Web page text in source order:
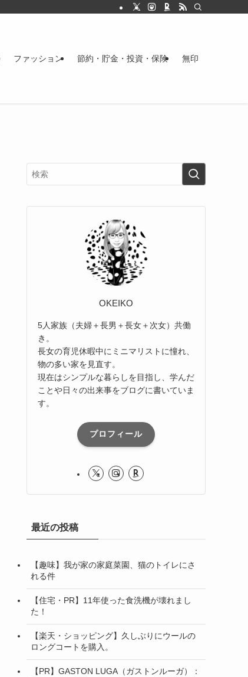
ファッション 節約・貯金・投資・保険 無印
OKEIKO
5人家族（夫婦＋長男＋長女＋次女）共働
き。
長女の育児休暇中にミニマリストに憧れ、
物の多い家を見直す。
現在はシンプルな暮らしを目指し、学んだ
ことや日々の出来事をブログに書いていま
す。
プロフィール
最近の投稿
【趣味】我が家の家庭菜園、猫のトイレにさ
れる件
【住宅・PR】11年使った食洗機が壊れまし
た！
【楽天・ショッピング】久しぶりにウールの
ロングコートを購入。
【PR】GASTON LUGA（ガストンルーガ）：